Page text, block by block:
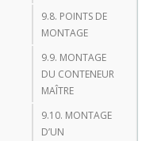
9.8. POINTS DE
MONTAGE
9.9. MONTAGE
DU CONTENEUR
MAÎTRE
9.10. MONTAGE
D’UN